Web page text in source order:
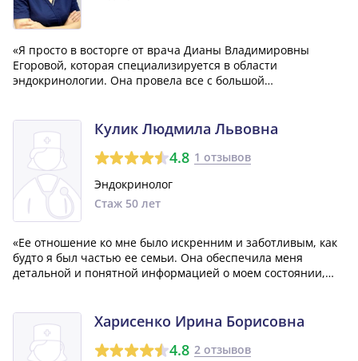
«Я просто в восторге от врача Дианы Владимировны
Егоровой, которая специализируется в области
эндокринологии. Она провела все с большой
медицинская процедура. Я был бы счастлив, если бы все
Кулик Людмила Львовна
4.8 1 отзывов
Эндокринолог
Стаж 50 лет
«Ее отношение ко мне было искренним и заботливым, как
будто я был частью ее семьи. Она обеспечила меня
детальной и понятной информацией о моем состоянии,
удивление эффективным. Без сомнен...»
Харисенко Ирина Борисовна
4.8 2 отзывов